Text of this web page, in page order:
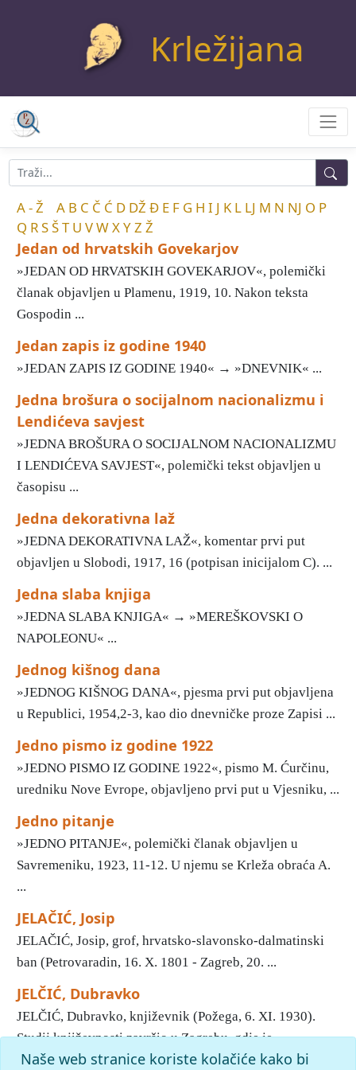
Krležijana
A - Ž A B C Č Ć D DŽ Đ E F G H I J K L LJ M N NJ O P
Q RSŠT U VWXYZ Ž
Jedan od hrvatskih Govekarjov
»JEDAN OD HRVATSKIH GOVEKARJOV«, polemički
članak objavljen u Plamenu, 1919, 10. Nakon teksta
Gospodin ...
Jedan zapis iz godine 1940
»JEDAN ZAPIS IZ GODINE 1940« → »DNEVNIK« ...
Jedna brošura o socijalnom nacionalizmu i
Lendićeva savjest
»JEDNA BROŠURA O SOCIJALNOM NACIONALIZMU
I LENDIĆEVA SAVJEST«, polemički tekst objavljen u
časopisu ...
Jedna dekorativna laž
»JEDNA DEKORATIVNA LAŽ«, komentar prvi put
objavljen u Slobodi, 1917, 16 (potpisan inicijalom C). ...
Jedna slaba knjiga
»JEDNA SLABA KNJIGA« → »MEREŠKOVSKI O
NAPOLEONU« ...
Jednog kišnog dana
»JEDNOG KIŠNOG DANA«, pjesma prvi put objavljena
u Republici, 1954,2-3, kao dio dnevničke proze Zapisi ...
Jedno pismo iz godine 1922
»JEDNO PISMO IZ GODINE 1922«, pismo M. Ćurčinu,
uredniku Nove Evrope, objavljeno prvi put u Vjesniku, ...
Jedno pitanje
»JEDNO PITANJE«, polemički članak objavljen u
Savremeniku, 1923, 11-12. U njemu se Krleža obraća A.
...
JELAČIĆ, Josip
JELAČIĆ, Josip, grof, hrvatsko-slavonsko-dalmatinski
ban (Petrovaradin, 16. X. 1801 - Zagreb, 20. ...
JELČIĆ, Dubravko
JELČIĆ, Dubravko, književnik (Požega, 6. XI. 1930).
Studij književnosti završio u Zagrebu, gdje je ...
Naše web stranice koriste kolačiće kako bi